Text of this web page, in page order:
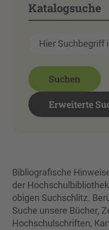
Katalogsuche
Suchen
Erweiterte
Bibliografische
der
obigen Suchschlitz.
Suche unsere Bücher,
Hochschulschriften,